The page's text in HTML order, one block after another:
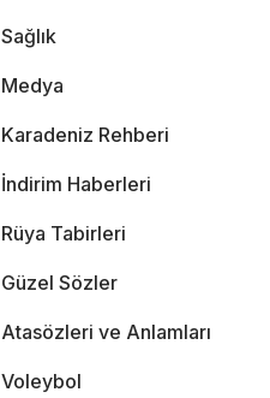
Sağlık
Medya
Karadeniz Rehberi
İndirim Haberleri
Rüya Tabirleri
Güzel Sözler
Atasözleri ve Anlamları
Voleybol